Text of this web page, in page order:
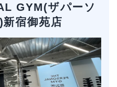
GYM(ザパーソ
宿御苑店